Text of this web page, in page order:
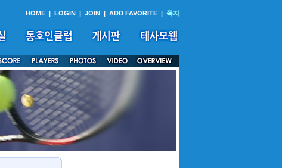
HOME | LOGIN | JOIN | ADD FAVORITE | 쪽지